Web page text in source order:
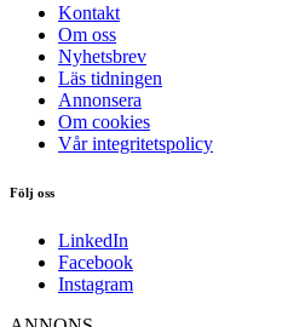
Kontakt
Om oss
Nyhetsbrev
Läs tidningen
Annonsera
Om cookies
Vår integritetspolicy
Följ oss
LinkedIn
Facebook
Instagram